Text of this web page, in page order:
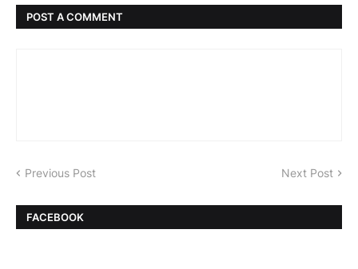
POST A COMMENT
Previous Post Next Post
FACEBOOK